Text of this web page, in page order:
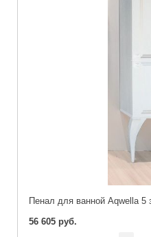
Пенал для ванной Aqwella 5
56 605 руб.